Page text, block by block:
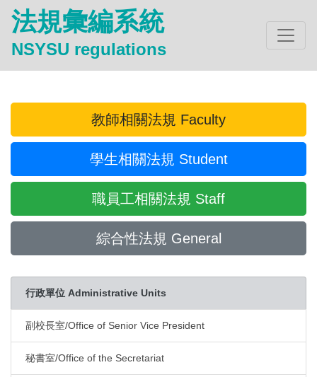
法規彙編系統
NSYSU regulations
教師相關法規 Faculty
學生相關法規 Student
職員工相關法規 Staff
綜合性法規 General
行政單位 Administrative Units
副校長室/Office of Senior Vice President
秘書室/Office of the Secretariat